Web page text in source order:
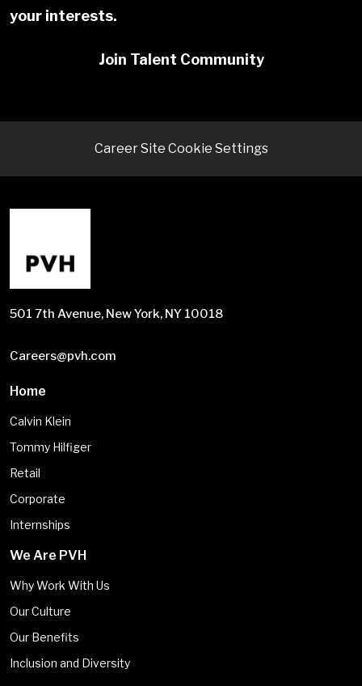
your interests.
Join Talent Community
Career Site Cookie Settings
501 7th Avenue, New York, NY 10018
Careers@pvh.com
Home
Calvin Klein
Tommy Hilfiger
Retail
Corporate
Internships
We Are PVH
Why Work With Us
Our Culture
Our Benefits
Inclusion and Diversity